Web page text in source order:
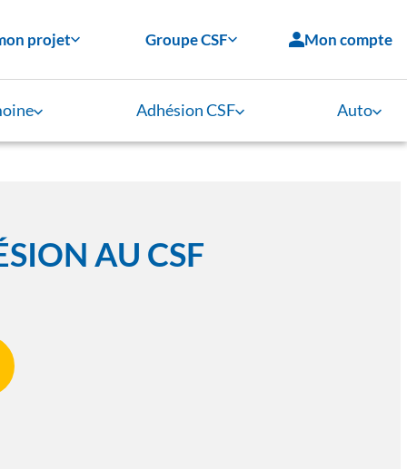
projet Groupe CSF Mon compte
Adhésion CSF Auto
AU CSF